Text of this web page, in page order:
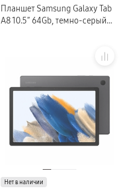
Планшет Samsung Galaxy Tab
A8 10.5″ 64Gb, темно-серый
Нет в наличии